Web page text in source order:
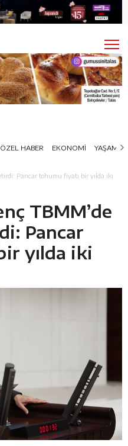
ÖZEL HABER EKONOMİ YAŞAM
Pancar tohumu fiyatı bir yılda iki
TBMM’de
Pancar
yılda iki